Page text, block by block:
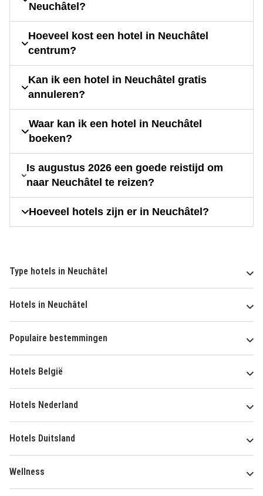
Neuchâtel?
Hoeveel kost een hotel in Neuchâtel
centrum?
Kan ik een hotel in Neuchâtel gratis
annuleren?
Waar kan ik een hotel in Neuchâtel
boeken?
Is augustus 2026 een goede reistijd om
naar Neuchâtel te reizen?
Hoeveel hotels zijn er in Neuchâtel?
Type hotels in Neuchâtel
Hotels in Neuchâtel
Populaire bestemmingen
Hotels België
Hotels Nederland
Hotels Duitsland
Wellness